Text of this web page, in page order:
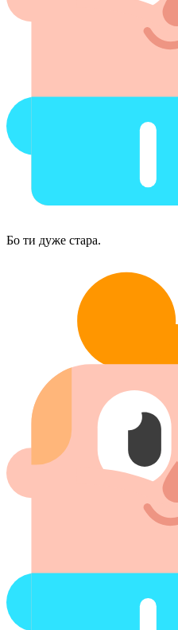
Бо ти дуже стара.